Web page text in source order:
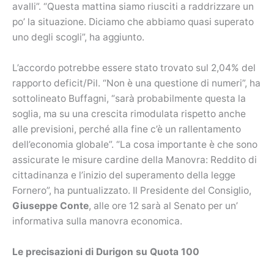
avalli”. “Questa mattina siamo riusciti a raddrizzare un
po’ la situazione. Diciamo che abbiamo quasi superato
uno degli scogli”, ha aggiunto.
L’accordo potrebbe essere stato trovato sul 2,04% del
rapporto deficit/Pil. “Non è una questione di numeri”, ha
sottolineato Buffagni, “sarà probabilmente questa la
soglia, ma su una crescita rimodulata rispetto anche
alle previsioni, perché alla fine c’è un rallentamento
dell’economia globale”. “La cosa importante è che sono
assicurate le misure cardine della Manovra: Reddito di
cittadinanza e l’inizio del superamento della legge
Fornero”, ha puntualizzato. Il Presidente del Consiglio,
Giuseppe Conte, alle ore 12 sarà al Senato per un’
informativa sulla manovra economica.
Le precisazioni di Durigon su Quota 100